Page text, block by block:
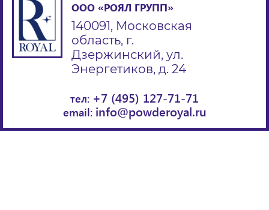
ООО «РОЯЛ ГРУПП»
140091, Московская
область, г.
Дзержинский, ул.
Энергетиков, д. 24
тел: +7 (495) 127-71-71
email: info@powderoyal.ru